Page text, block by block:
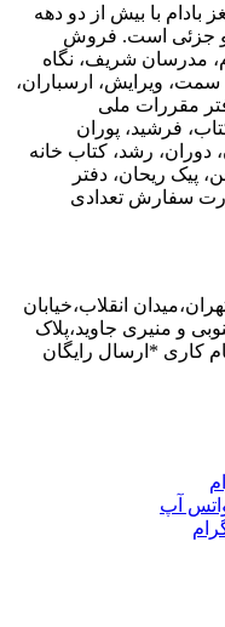
با بیش از دو دهه
جزئی است. فروش
مدرسان شریف، نگاه
ویرایش، ارسباران،
مقررات ملی
فرشید، پوران
دوران، رشد، کتاب خانه
پیک ریحان، دفتر
سفارش تعدادی
انقلاب،خیابان
و منیری جاوید،پلاک
پاسخگویی ساعت 9 الی 18 ایام کاری *ارسال رایگان
آپ